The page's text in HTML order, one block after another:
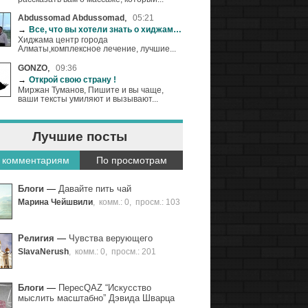
Abdussomad Abdussomad , 05:21
→
Все, что вы хотели знать о хиджаме (+18)
Хиджама центр города
Алматы,комплексное лечение, лучшие...
GONZO
09:36
→ Открой cвою страну !
Миржан Туманов, Пишите и вы чаще,
ваши тексты умиляют и вызывают...
Лучшие посты
По просмотрам
Блоги — Давайте пить чай
Марина Чейшвили комм.: 0 просм.: 103
Религия — Чувства верующего
SlavaNerush комм.: 0 просм.: 201
Блоги — ПересQAZ “Искусство
мыслить масштабно” Дэвида Шварца